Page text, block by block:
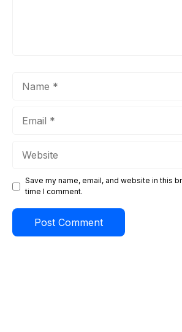
Save my name, email, and website in this
time I comment.